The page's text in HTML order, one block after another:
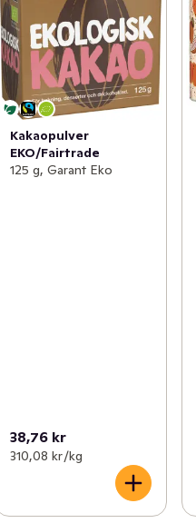
Kakaopulver
EKO/Fairtrade
125 g, Garant Eko
38,76 kr
310,08 kr /kg